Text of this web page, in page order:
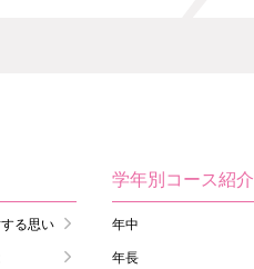
る思い
学年別コース紹介
年中
年長